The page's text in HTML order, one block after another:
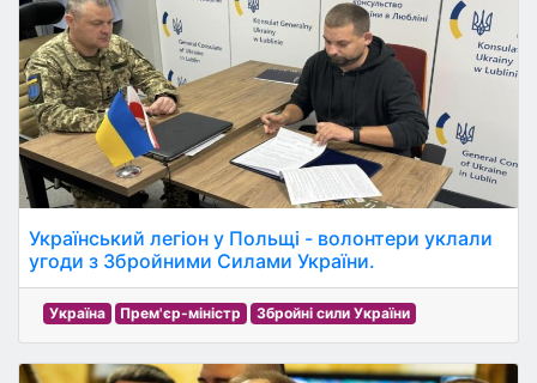
Український легіон у Польщі - волонтери уклали
угоди з Збройними Силами України.
Україна Прем'єр-міністр Збройні сили України